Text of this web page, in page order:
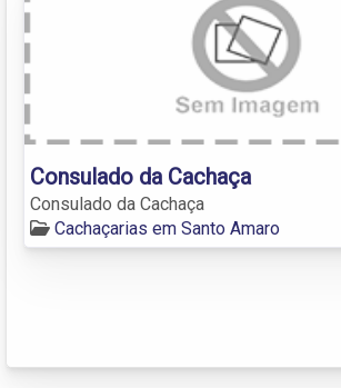
Consulado da Cachaça
Consulado da Cachaça
Cachaçarias em Santo Amaro